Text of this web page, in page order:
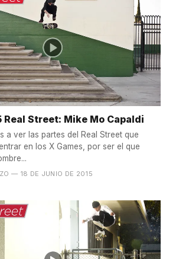
Real Street: Mike Mo Capaldi
a ver las partes del Real Street que
en los X Games, por ser el que
— 18 DE JUNIO DE 2015